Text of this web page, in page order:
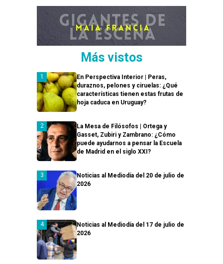
Más vistos
En Perspectiva Interior | Peras,
duraznos, pelones y ciruelas: ¿Qué
características tienen estas frutas de
hoja caduca en Uruguay?
La Mesa de Filósofos | Ortega y
Gasset, Zubiri y Zambrano: ¿Cómo
puede ayudarnos a pensar la Escuela
de Madrid en el siglo XXI?
Noticias al Mediodía del 20 de julio de
2026
Noticias al Mediodía del 17 de julio de
2026